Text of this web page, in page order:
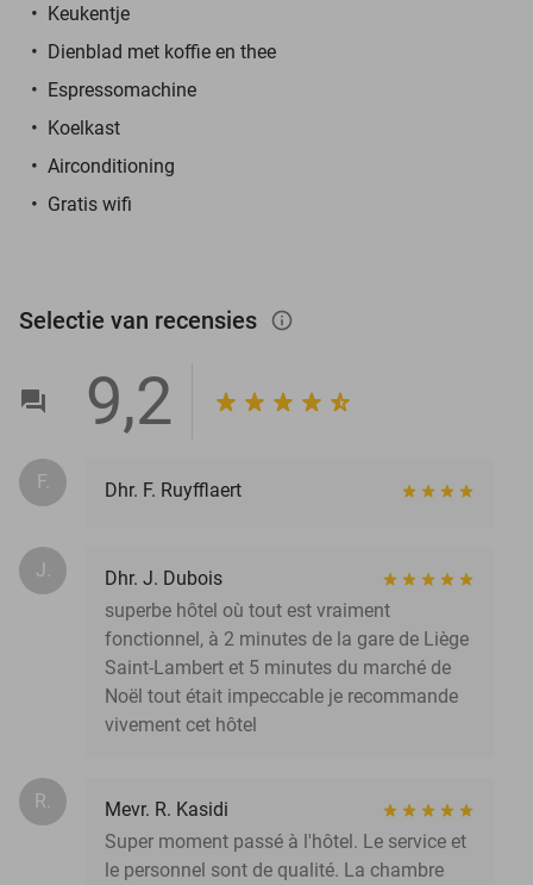
Keukentje
Dienblad met koffie en thee
Espressomachine
Koelkast
Airconditioning
Gratis wifi
Selectie van recensies info_outlined
9,2
F. Dhr. F. Ruyfflaert
J.
Dhr. J. Dubois
superbe hôtel où tout est vraiment
fonctionnel, à 2 minutes de la gare de Liège
Saint-Lambert et 5 minutes du marché de
Noël tout était impeccable je recommande
vivement cet hôtel
R.
Mevr. R. Kasidi
Super moment passé à l'hôtel. Le service et
le personnel sont de qualité. La chambre